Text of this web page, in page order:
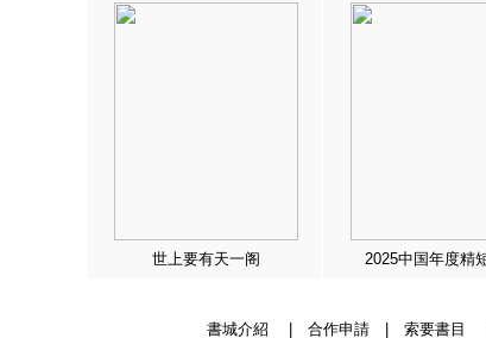
世上要有天一阁 2025中国年度精
書城介紹 合作申請| 索要書目